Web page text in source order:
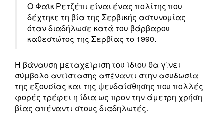
Ο Φαϊκ Ρετζέπι είναι ένας πολίτης που
δέχτηκε τη βία της Σερβικής αστυνομίας
όταν διαδήλωσε κατά του βάρβαρου
καθεστώτος της Σερβίας το 1990.
Η βάναυση μεταχείριση του ίδιου θα γίνει
σύμβολο αντίστασης απέναντι στην ασυδωσία
της εξουσίας και της ψευδαίσθησης που πολλές
φορές τρέφει η ίδια ως προν την άμετρη χρήση
βίας απέναντι στους διαδηλωτές.